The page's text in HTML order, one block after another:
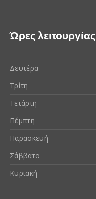
Ώρες λειτουργίας
Δευτέρα
Τρίτη
Τετάρτη
Πέμπτη
Παρασκευή
Σάββατο
Κυριακή